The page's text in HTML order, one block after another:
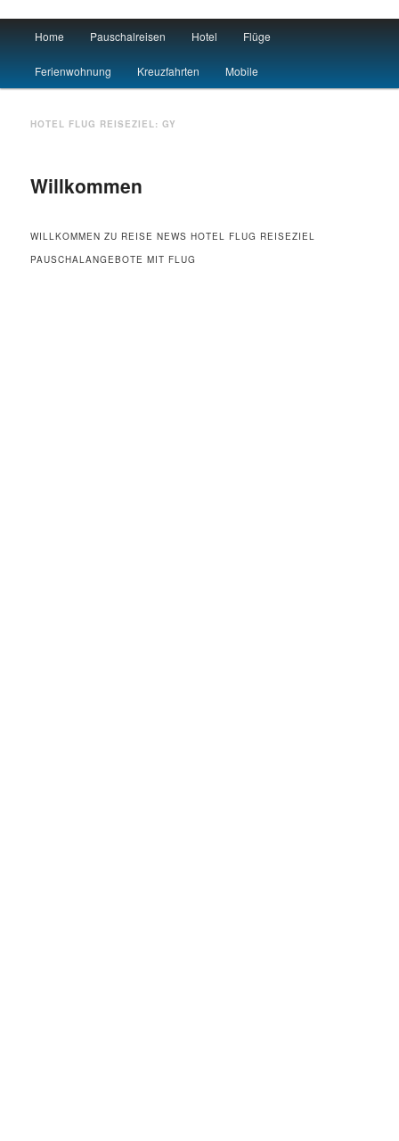
Urlaub
Skip to primary content
Skip to secondary content
Home Pauschalreisen Hotel Flüge
Ferienwohnung Kreuzfahrten Mobile
HOTEL FLUG REISEZIEL:GY
Willkommen
WILLKOMMEN ZU REISE NEWS HOTEL FLUG REISEZIEL
PAUSCHALANGEBOTE MIT FLUG